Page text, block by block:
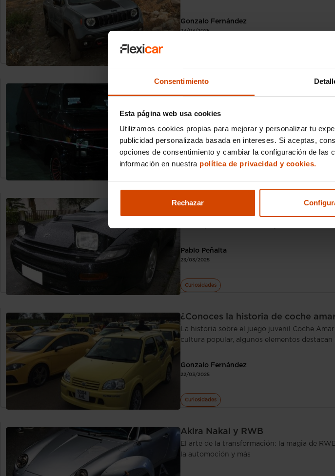
Consentimiento
Esta página web usa cookies
Utilizamos cookies propias para mejorar y personalizar tu
publicidad personalizada basada en intereses. Si aceptas,
opciones de consentimiento y cambiar la configuración de las
información en nuestra política de privacidad y cookies.
Rechazar
Gonzalo Fernández
23/03/2025
en los años 80 o has disfrutado de
Clara Barceló Alegre
Toyota Celica: Todos los modelos y
Toyota Celica: El deportivo más barato Hoy
Pablo Peñalta
23/03/2025
Curiosidades
¿Conoces la historia de coche
La historia sobre el juego juvenil Coche
cultura popular, algunos elementos destacan
Gonzalo Fernández
22/03/2025
Curiosidades
Akira Nakai y RWB
El arte de la transformación: la magia de
la automoción y más